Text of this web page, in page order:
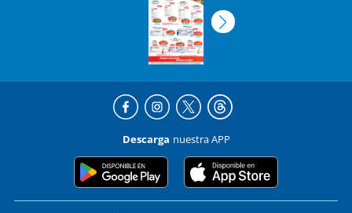
Descarga nuestra APP